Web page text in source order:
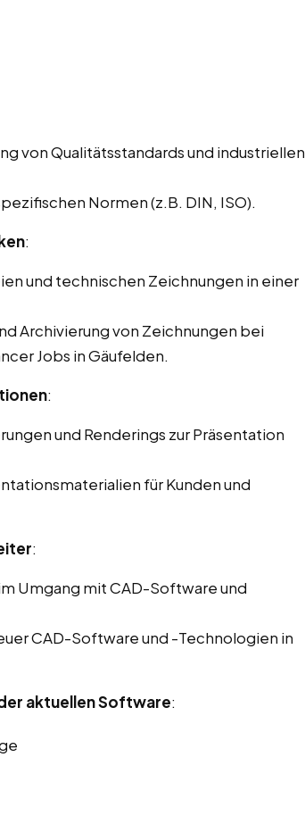
von Qualitätsstandards und industriellen
Normen (z.B. DIN, ISO).
:
und technischen Zeichnungen in einer
Archivierung von Zeichnungen bei
Jobs in Gäufelden.
:
und Renderings zur Präsentation
für Kunden und
:
Umgang mit CAD-Software und
CAD-Software und -Technologien in
aktuellen Software: